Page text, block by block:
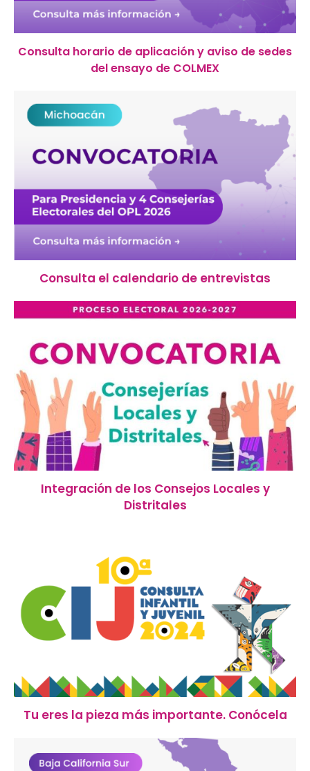
Consulta horario de aplicación y aviso de sedes
del ensayo de COLMEX
Consulta el calendario de entrevistas
Integración de los Consejos Locales y
Distritales
Tu eres la pieza más importante. Conócela